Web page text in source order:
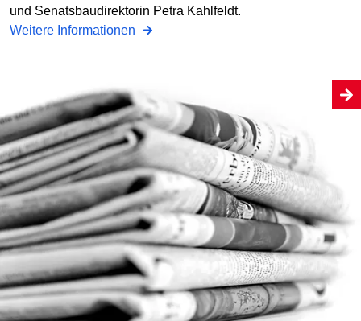
und Senatsbaudirektorin Petra Kahlfeldt.
Weitere Informationen